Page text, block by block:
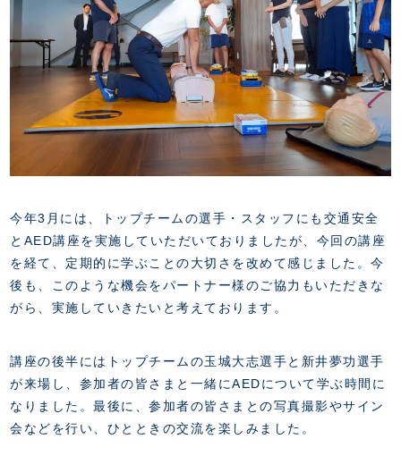
今年3月には、トップチームの選手・スタッフにも交通安全
とAED講座を実施していただいておりましたが、今回の講座
を経て、定期的に学ぶことの大切さを改めて感じました。今
後も、このような機会をパートナー様のご協力もいただきな
がら、実施していきたいと考えております。
講座の後半にはトップチームの玉城大志選手と新井夢功選手
が来場し、参加者の皆さまと一緒にAEDについて学ぶ時間に
なりました。最後に、参加者の皆さまとの写真撮影やサイン
会などを行い、ひとときの交流を楽しみました。